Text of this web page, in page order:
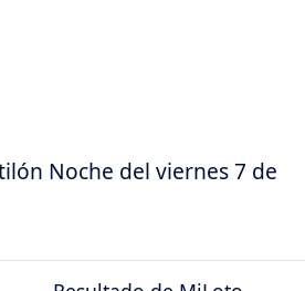
Noche del viernes 7 de